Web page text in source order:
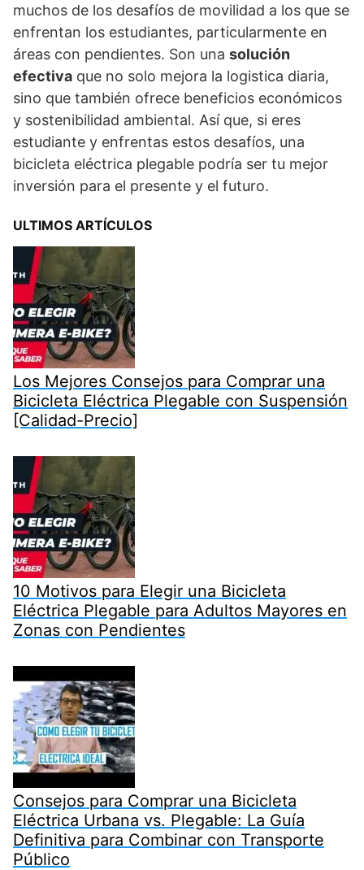
muchos de los desafíos de movilidad a los que se
enfrentan los estudiantes, particularmente en
áreas con pendientes. Son una solución
efectiva que no solo mejora la logistica diaria,
sino que también ofrece beneficios económicos
y sostenibilidad ambiental. Así que, si eres
estudiante y enfrentas estos desafíos, una
bicicleta eléctrica plegable podría ser tu mejor
inversión para el presente y el futuro.
ULTIMOS ARTÍCULOS
Los Mejores Consejos para Comprar una
Bicicleta Eléctrica Plegable con Suspensión
[Calidad-Precio]
10 Motivos para Elegir una Bicicleta
Eléctrica Plegable para Adultos Mayores en
Zonas con Pendientes
Consejos para Comprar una Bicicleta
Eléctrica Urbana vs. Plegable: La Guía
Definitiva para Combinar con Transporte
Público